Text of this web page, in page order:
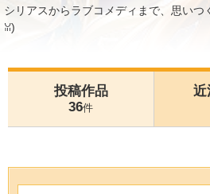
シリアスからラブコメディまで、思いつ
ꈍ)
投稿作品
36件
近